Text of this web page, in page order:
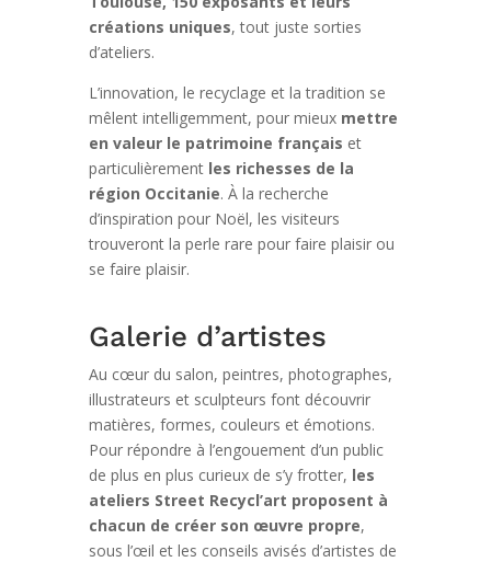
créations uniques, tout juste sorties
d’ateliers.
L’innovation, le recyclage et la tradition se
mêlent intelligemment, pour mieux mettre
en valeur le patrimoine français et
particulièrement les richesses de la
région Occitanie. À la recherche
d’inspiration pour Noël, les visiteurs
trouveront la perle rare pour faire plaisir ou
se faire plaisir.
Galerie d’artistes
Au cœur du salon, peintres, photographes,
illustrateurs et sculpteurs font découvrir
matières, formes, couleurs et émotions.
Pour répondre à l’engouement d’un public
de plus en plus curieux de s’y frotter, les
ateliers Street Recycl’art proposent à
chacun de créer son œuvre propre,
sous l’œil et les conseils avisés d’artistes de